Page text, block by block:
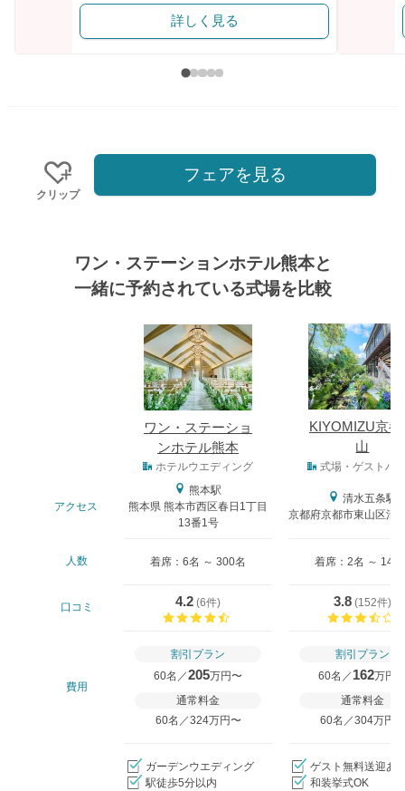
詳しく見る
クリップ
フェアを見る
ワン・ステーションホテル熊本と
一緒に予約されている式場を比較
ワン・ステーショ
ンホテル熊本
KIYOMIZU京都
山
ホテルウエディング 式場・ゲストハ
アクセス
熊本駅
熊本県 熊本市西区春日1丁目
13番1号
清水五条駅
京都府京都市東山区清
人数 着席：6名 ～ 300名 着席：2名 ～ 146
口コミ 4.2 (6件)
3.8 (152件)
費用
割引プラン
60名／205万円〜
通常料金
60名／324万円〜
割引プラン
60名／ 162万円
通常料金
60名／304万円〜
ガーデンウエディング
駅徒歩5分以内
ゲスト無料送迎あ
和装挙式OK